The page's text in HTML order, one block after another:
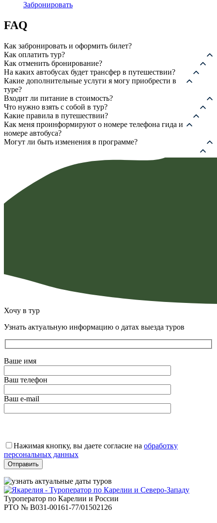
Забронировать
FAQ
Как забронировать и оформить билет?
Как оплатить тур?
Как отменить бронирование?
На каких автобусах будет трансфер в путешествии?
Какие дополнительные услуги я могу приобрести в
туре?
Входит ли питание в стоимость?
Что нужно взять с собой в тур?
Какие правила в путешествии?
Как меня проинформируют о номере телефона гида и
номере автобуса?
Могут ли быть изменения в программе?
Хочу в тур
Узнать актуальную информацию о датах выезда туров
Ваше имя
Ваш телефон
Ваш e-mail
это
поле
пустым.
Нажимая кнопку, вы даете согласие на обработку
персональных данных
Туроператор по Карелии и России
РТО № В031-00161-77/01502126